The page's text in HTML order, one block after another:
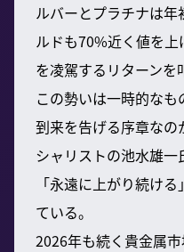
ルバーとプラチナは
ルドも70%近く値を
を凌駕するリターンを
この勢いは一時的な
到来を告げる序章なの
シャリストの池水雄
「永遠に上がり続け
ている。
2026年も続く貴金属